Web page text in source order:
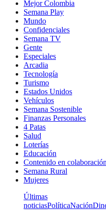
Mejor Colombia
Semana Play
Mundo
Confidenciales
Semana TV
Gente
Especiales
Arcadia
Tecnología
Turismo
Estados Unidos
Vehículos
Semana Sostenible
Finanzas Personales
4 Patas
Salud
Loterías
Educación
Contenido en colaboración
Semana Rural
Mujeres
Últimas
noticiasPolíticaNación